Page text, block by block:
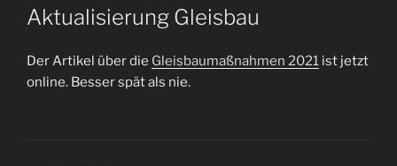
AM
Aktualisierung Gleisbau
Der Artikel über die Gleisbaumaßnahmen 2021 ist jetzt
online. Besser spät als nie.